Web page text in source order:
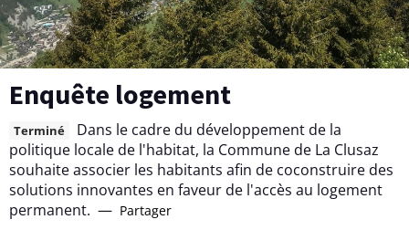
Enquête logement
Terminé
Dans le cadre du développement de la
politique locale de l'habitat, la Commune de La Clusaz
souhaite associer les habitants afin de coconstruire des
solutions innovantes en faveur de l'accès au logement
permanent. — Partager